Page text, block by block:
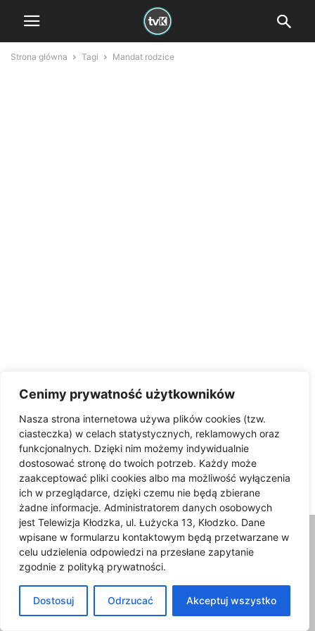
Cenimy prywatność użytkowników
Nasza strona internetowa używa plików cookies (tzw.
ciasteczka) w celach statystycznych, reklamowych oraz
funkcjonalnych. Dzięki nim możemy indywidualnie
dostosować stronę do twoich potrzeb. Każdy może
zaakceptować pliki cookies albo ma możliwość wyłączenia
ich w przeglądarce, dzięki czemu nie będą zbierane
żadne informacje. Administratorem danych osobowych
jest Telewizja Kłodzka, ul. Łużycka 13, Kłodzko. Dane
wpisane w formularzu kontaktowym będą przetwarzane w
celu udzielenia odpowiedzi na przesłane zapytanie
zgodnie z polityką prywatności.
Dostosuj Odrzucać Akceptuj wszystko
Strona główna Tagi Mandat rodzice
mandat rodzice
Od 3 czerwca obowiązkowy kask
dla dzieci na rowerze i
hulajnodze....
03/06/2026